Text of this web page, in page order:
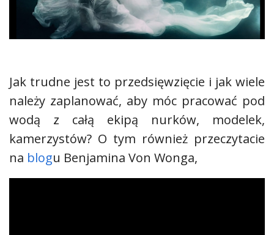
Jak trudne jest to przedsięwzięcie i jak wiele
należy zaplanować, aby móc pracować pod
wodą z całą ekipą nurków, modelek,
kamerzystów? O tym również przeczytacie
na blogu Benjamina Von Wonga,